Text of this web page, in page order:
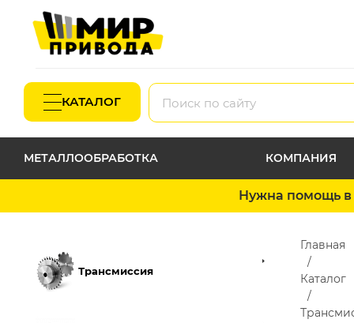
КАТАЛОГ
МЕТАЛЛООБРАБОТКА КОМПАНИЯ
Нужна помощь в
Трансмиссия
Главная
Каталог